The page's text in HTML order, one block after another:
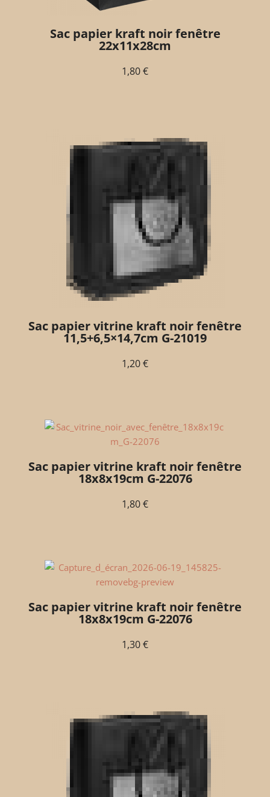
Sac papier kraft noir fenêtre
22x11x28cm
1,80€
Sac papier vitrine kraft noir fenêtre
11,5+6,5×14,7cm G-21019
1,20€
Sac papier vitrine kraft noir fenêtre
18x8x19cm G-22076
1,80€
Sac papier vitrine kraft noir fenêtre
18x8x19cm G-22076
1,30€